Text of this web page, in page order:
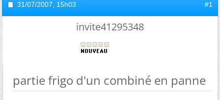
31/07/2007, 15h03 #1
invite41295348
partie frigo d'un combiné en panne